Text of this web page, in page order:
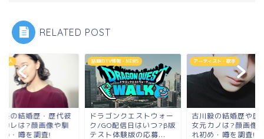
RELATED POST
芸人
優の結婚歴・歴代彼
カレは?顔画像や馴
め・噂を調査!
話題のTV情報・NEWS
ドラゴンクエストウォー
ク/GO配信日はいつ?β版
テスト体験版の応募...
アーティスト・歌手
古川毅の結婚歴や歴
女元カノは?顔画像
れ初め・噂を調査!